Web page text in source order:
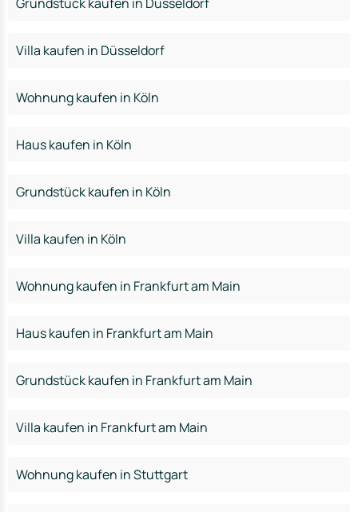
Villa kaufen in Düsseldorf
Wohnung kaufen in Köln
Haus kaufen in Köln
Grundstück kaufen in Köln
Villa kaufen in Köln
Wohnung kaufen in Frankfurt am Main
Haus kaufen in Frankfurt am Main
Grundstück kaufen in Frankfurt am Main
Villa kaufen in Frankfurt am Main
Wohnung kaufen in Stuttgart